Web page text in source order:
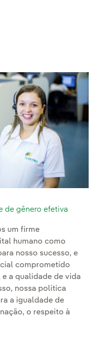
Ana Peleteiro são
e Ana Peleteiro são
e Ana
de gênero efetiva
um firme
humano como
nosso sucesso, e
comprometido
a qualidade de vida
nossa política
a igualdade de
o respeito à
da igualdade de
prol da igualdade de
em prol da